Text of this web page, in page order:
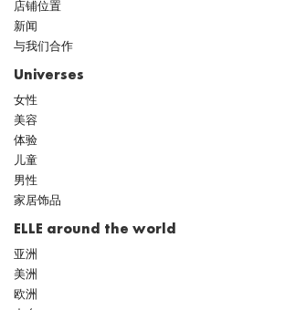
店铺位置
新闻
与我们合作
Universes
女性
美容
体验
儿童
男性
家居饰品
ELLE around the world
亚洲
美洲
欧洲